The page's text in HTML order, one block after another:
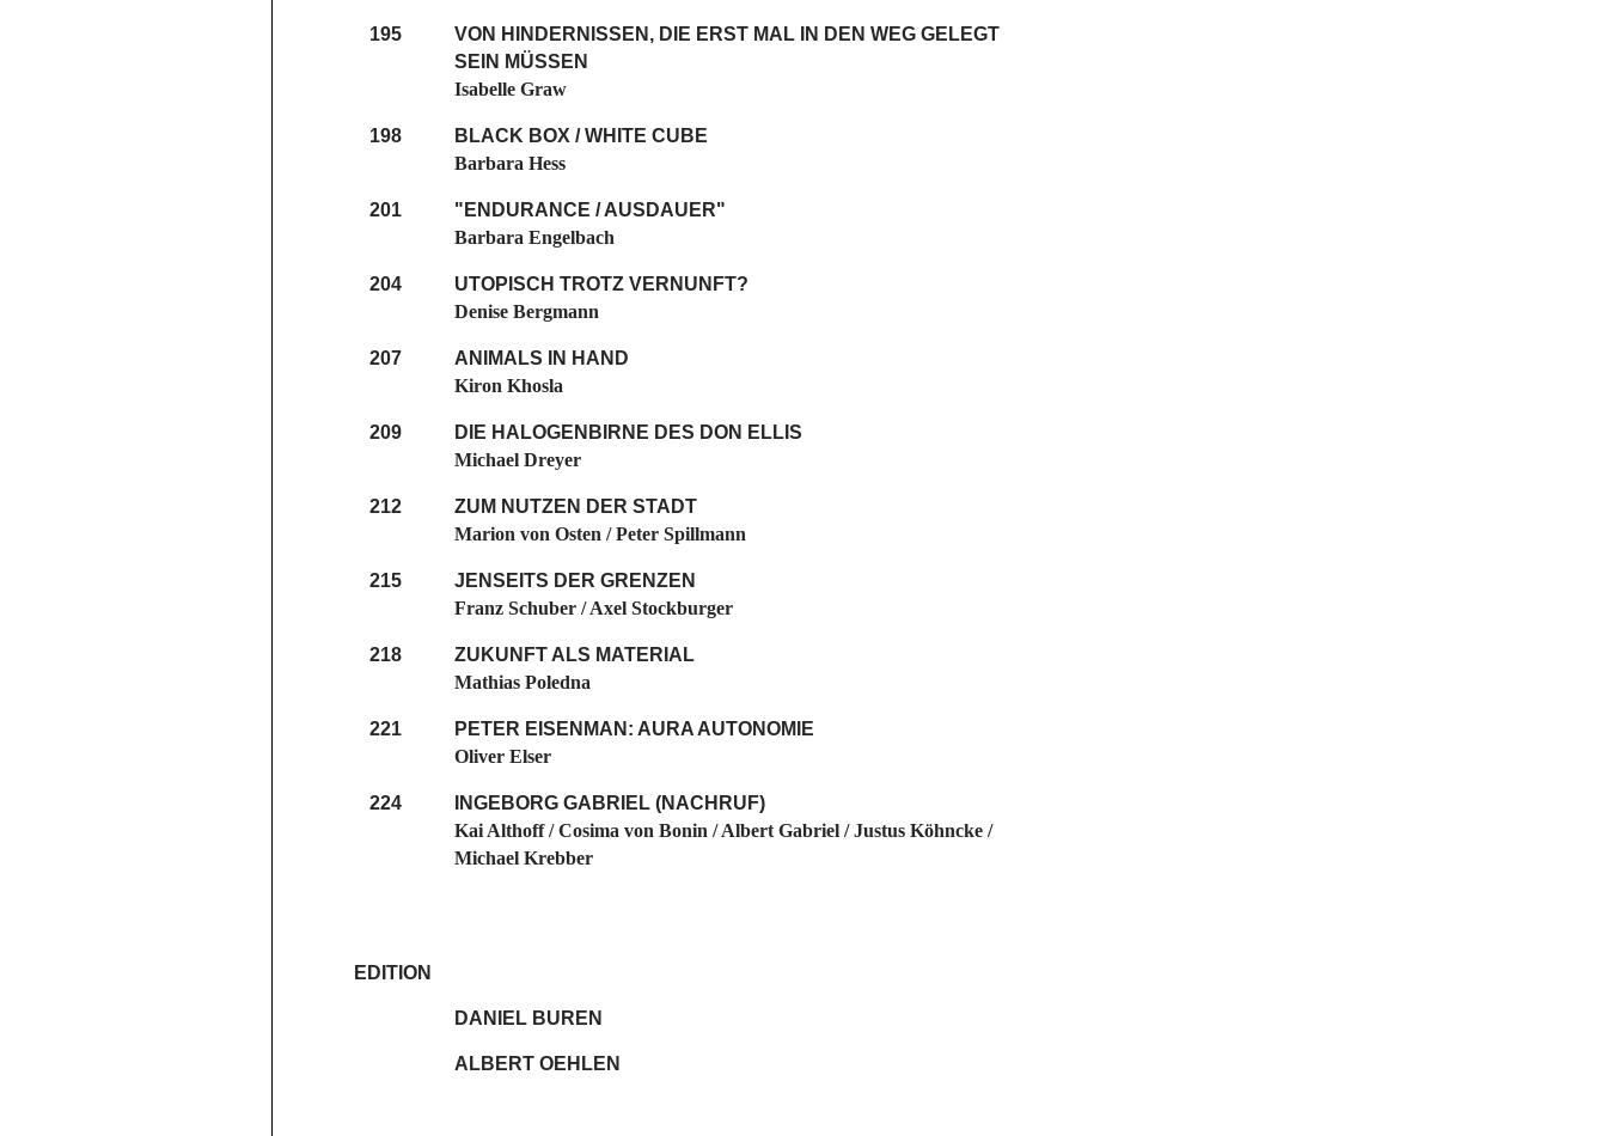
195
VON HINDERNISSEN, DIE ERST MAL IN DEN WEG GELEGT
SEIN MÜSSEN
Isabelle Graw
198
BLACK BOX / WHITE CUBE
Barbara Hess
201
"ENDURANCE / AUSDAUER"
Barbara Engelbach
204
UTOPISCH TROTZ VERNUNFT?
Denise Bergmann
207
ANIMALS IN HAND
Kiron Khosla
209
DIE HALOGENBIRNE DES DON ELLIS
Michael Dreyer
212
ZUM NUTZEN DER STADT
Marion von Osten / Peter Spillmann
215
JENSEITS DER GRENZEN
Franz Schuber / Axel Stockburger
218
ZUKUNFT ALS MATERIAL
Mathias Poledna
221
PETER EISENMAN: AURA AUTONOMIE
Oliver Elser
224
INGEBORG GABRIEL (NACHRUF)
Kai Althoff / Cosima von Bonin / Albert Gabriel / Justus Köhncke /
Michael Krebber
EDITION
DANIEL BUREN
ALBERT OEHLEN